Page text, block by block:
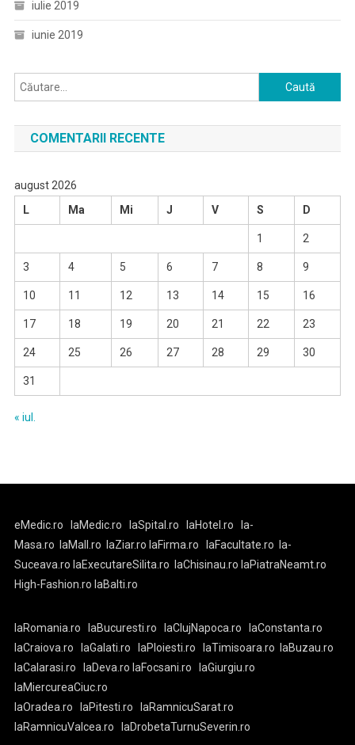
iulie 2019
iunie 2019
Caută
după:
COMENTARII RECENTE
august 2026
L
Ma Mi J V S D
1 2
3 4 5 6 7 8 9
10 11 12 13 14 15 16
17 18 19 20 21 22 23
24 25 26 27 28 29 30
31
« iul.
eMedic.ro laMedic.ro laSpital.ro laHotel.ro
la-
Masa.ro
laMall.ro laZiar.ro laFirma.ro laFacultate.ro
la-
Suceava.ro laExecutareSilita.ro laChisinau.ro laPiatraNeamt.ro
High-Fashion.ro laBalti.ro
laRomania.ro laBucuresti.ro laClujNapoca.ro
laConstanta.ro
laCraiova.ro
laGalati.ro laPloiesti.ro laTimisoara.ro
laBuzau.ro
laCalarasi.ro
laDeva.ro laFocsani.ro
laGiurgiu.ro
laMiercureaCiuc.ro
laOradea.ro
laPitesti.ro
laRamnicuSarat.ro
laRamnicuValcea.ro
laDrobetaTurnuSeverin.ro